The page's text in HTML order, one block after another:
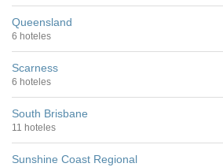
Queensland
6 hoteles
Scarness
6 hoteles
South Brisbane
11 hoteles
Sunshine Coast Regional